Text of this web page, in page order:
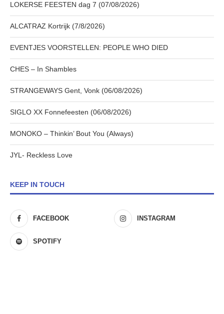
LOKERSE FEESTEN dag 7 (07/08/2026)
ALCATRAZ Kortrijk (7/8/2026)
EVENTJES VOORSTELLEN: PEOPLE WHO DIED
CHES – In Shambles
STRANGEWAYS Gent, Vonk (06/08/2026)
SIGLO XX Fonnefeesten (06/08/2026)
MONOKO – Thinkin’ Bout You (Always)
JYL- Reckless Love
KEEP IN TOUCH
FACEBOOK INSTAGRAM
SPOTIFY